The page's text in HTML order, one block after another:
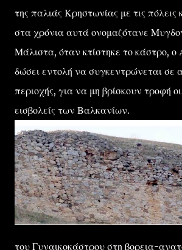
της παλιάς Κρηστωνίας με τις
στα χρόνια αυτά ονομαζότανε
Μάλιστα, όταν κτίστηκε το κάστρο, ο
δώσει εντολή να συγκεντρώνεται σε
περιοχής, για να μη βρίσκουν τροφή
εισβολείς των Βαλκανίων.
του Γυναικοκάστρου στη βορεια-